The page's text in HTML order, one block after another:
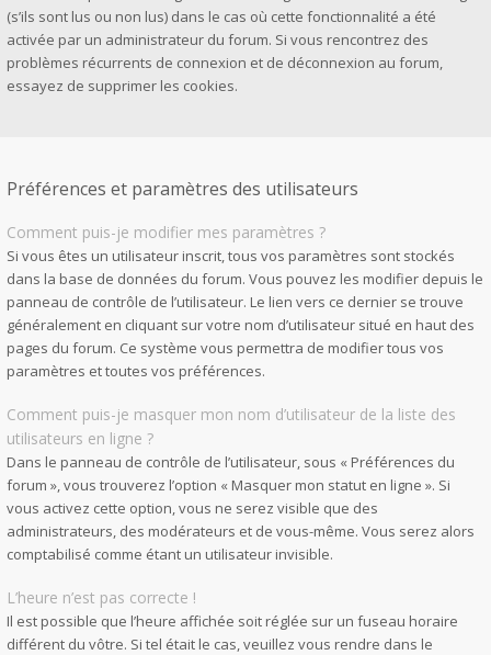
(s’ils sont lus ou non lus) dans le cas où cette fonctionnalité a été
activée par un administrateur du forum. Si vous rencontrez des
problèmes récurrents de connexion et de déconnexion au forum,
essayez de supprimer les cookies.
Préférences et paramètres des utilisateurs
Comment puis-je modifier mes paramètres ?
Si vous êtes un utilisateur inscrit, tous vos paramètres sont stockés
dans la base de données du forum. Vous pouvez les modifier depuis le
panneau de contrôle de l’utilisateur. Le lien vers ce dernier se trouve
généralement en cliquant sur votre nom d’utilisateur situé en haut des
pages du forum. Ce système vous permettra de modifier tous vos
paramètres et toutes vos préférences.
Comment puis-je masquer mon nom d’utilisateur de la liste des
utilisateurs en ligne ?
Dans le panneau de contrôle de l’utilisateur, sous « Préférences du
forum », vous trouverez l’option « Masquer mon statut en ligne ». Si
vous activez cette option, vous ne serez visible que des
administrateurs, des modérateurs et de vous-même. Vous serez alors
comptabilisé comme étant un utilisateur invisible.
L’heure n’est pas correcte !
Il est possible que l’heure affichée soit réglée sur un fuseau horaire
différent du vôtre. Si tel était le cas, veuillez vous rendre dans le